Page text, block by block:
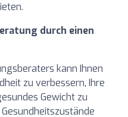
durch einen
kann Ihnen
zu verbessern, Ihre
Gewicht zu